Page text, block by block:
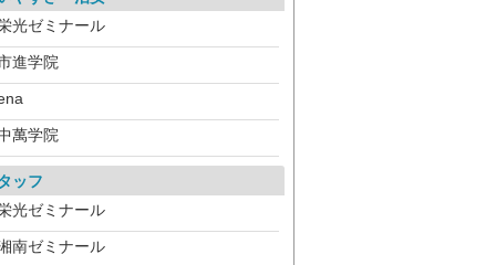
光ゼミナール
進学院
萬学院
ッフ
光ゼミナール
南ゼミナール